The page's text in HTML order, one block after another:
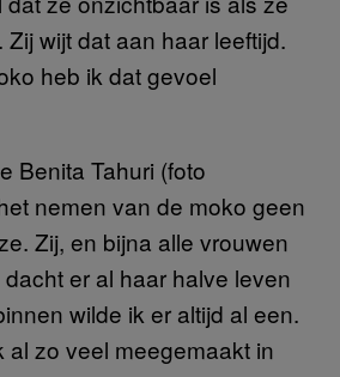
wijt dat aan haar leeftijd.
heb ik dat gevoel
Benita Tahuri (foto
nemen van de moko geen
Zij, en bijna alle vrouwen
er al haar halve leven
wilde ik er altijd al een.
al zo veel meegemaakt in